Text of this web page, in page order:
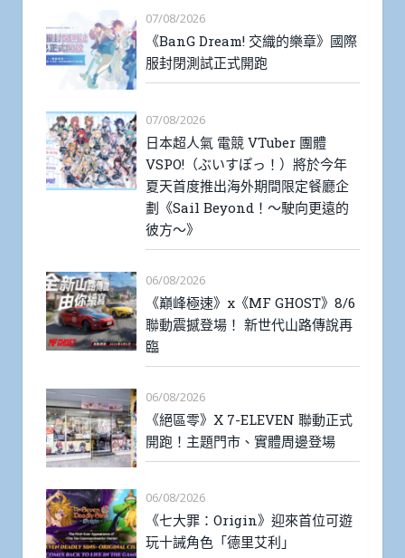
07/08/2026
《BanG Dream! 交織的樂章》國際
服封閉測試正式開跑
07/08/2026
日本超人氣 電競 VTuber 團體
VSPO!（ぶいすぽっ！）將於今年
夏天首度推出海外期間限定餐廳企
劃《Sail Beyond！～駛向更遠的
彼方～》
06/08/2026
《巔峰極速》x《MF GHOST》8/6
聯動震撼登場！ 新世代山路傳說再
臨
06/08/2026
《絕區零》X 7-ELEVEN 聯動正式
開跑！主題門市、實體周邊登場
06/08/2026
《七大罪：Origin》迎來首位可遊
玩十誡角色「德里艾利」